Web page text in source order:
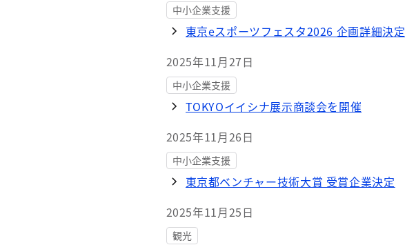
中小企業支援
東京eスポーツフェスタ2026 企画詳細決定
2025年11月27日
中小企業支援
TOKYOイイシナ展示商談会を開催
2025年11月26日
中小企業支援
東京都ベンチャー技術大賞 受賞企業決定
2025年11月25日
観光